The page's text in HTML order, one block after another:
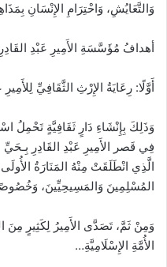
وَالتَّعَايُشِ، وَاحْتِرَامِ الإِنْسَانِ
أهدافُ مُؤَسَّسَةِ الأَمِيرِ عَبْدِ
أَوَّلًا: رِعَايَةُ الإِرْثِ الثَّقَافِيِّ
وَذَلِكَ بِإِنْشَاءِ دَارٍ ثَقَافِيَّةٍ تَحْمِلُ
فِي قَصر الأَمِيرِ عَبْدِ القَادِرِ
الَّذِي انْطَلَقَتْ مِنْهُ المَنَارَةُ الأُولَى
المُسْلِمِينَ وَالمَسِيحِيِّينَ، وَخُصُوصًا فِي
وَمِنْ ثَمَّ، تَصَدَّى الأَمِيرُ لِكَثِيرٍ مِنَ
الأُمَّةِ الإِسْلَامِيَّةِ…